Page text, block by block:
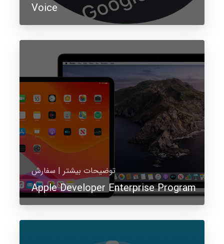
Voice
توضیحات بیشتر | سفارش
Apple Developer Enterprise Program